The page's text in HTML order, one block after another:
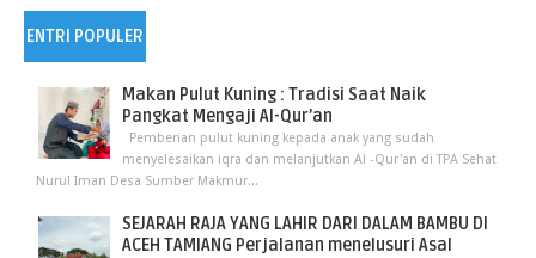
ENTRI POPULER
Makan Pulut Kuning : Tradisi Saat Naik
Pangkat Mengaji Al-Qur’an
Pemberian pulut kuning kepada anak yang sudah
menyelesaikan iqra dan melanjutkan Al -Qur'an di TPA Sehat
Nurul Iman Desa Sumber Makmur...
SEJARAH RAJA YANG LAHIR DARI DALAM BAMBU DI
ACEH TAMIANG Perjalanan menelusuri Asal